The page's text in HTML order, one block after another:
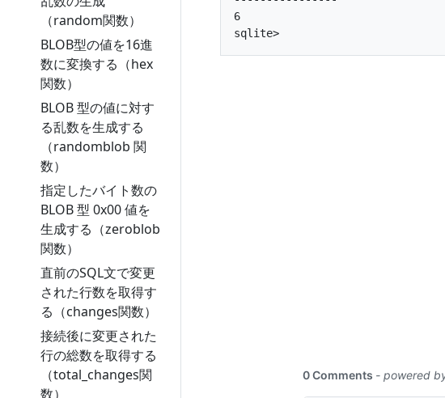
（random関数）
BLOB型の値を16進
数に変換する（hex
関数）
BLOB 型の値に対す
る乱数を生成する
（randomblob 関
数）
指定したバイト数の
BLOB 型 0x00 値を
生成する（zeroblob
関数）
直前のSQL文で変更
された行数を取得す
る（changes関数）
接続後に変更された
行の総数を取得する
（total_changes関
数）
6